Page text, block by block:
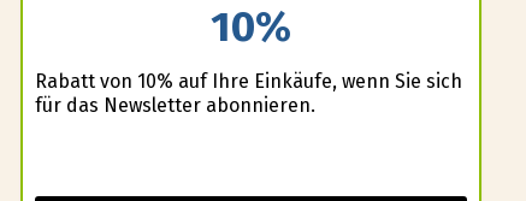
10%
Rabatt von 10% auf Ihre Einkäufe, wenn Sie sich
für das Newsletter abonnieren.